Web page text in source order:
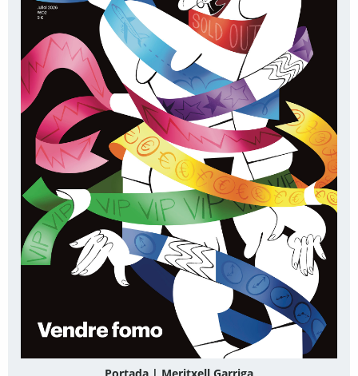
Portada | Meritxell Garriga